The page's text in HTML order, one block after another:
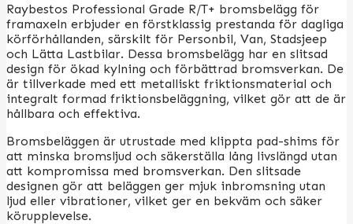
Raybestos Professional Grade R/T+ bromsbelägg för
framaxeln erbjuder en förstklassig prestanda för dagliga
körförhållanden, särskilt för Personbil, Van, Stadsjeep
och Lätta Lastbilar. Dessa bromsbelägg har en slitsad
design för ökad kylning och förbättrad bromsverkan. De
är tillverkade med ett metalliskt friktionsmaterial och
integralt formad friktionsbeläggning, vilket gör att de är
hållbara och effektiva.
Bromsbeläggen är utrustade med klippta pad-shims för
att minska bromsljud och säkerställa lång livslängd utan
att kompromissa med bromsverkan. Den slitsade
designen gör att beläggen ger mjuk inbromsning utan
ljud eller vibrationer, vilket ger en bekväm och säker
körupplevelse.